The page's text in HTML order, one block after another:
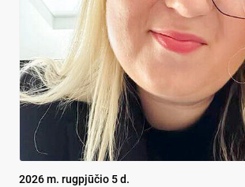
2026 m. rugpjūčio 5 d.